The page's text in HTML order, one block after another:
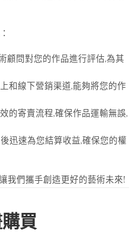
顧問對您的作品進行評估,為其
和線下營銷渠道,能夠將您的作
的寄賣流程,確保作品運輸無誤,
迅速為您結算收益,確保您的權
我們攜手創造更好的藝術未來!
買